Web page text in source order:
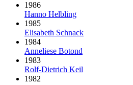
1986
Hanno Helbling
1985
Elisabeth Schnack
1984
Anneliese Botond
1983
Rolf-Dietrich Keil
1982